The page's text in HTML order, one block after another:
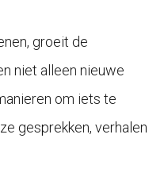
groeit de
niet alleen nieuwe
om iets te
gesprekken, verhalen